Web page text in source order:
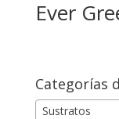
Ever
Categorías
Sustratos